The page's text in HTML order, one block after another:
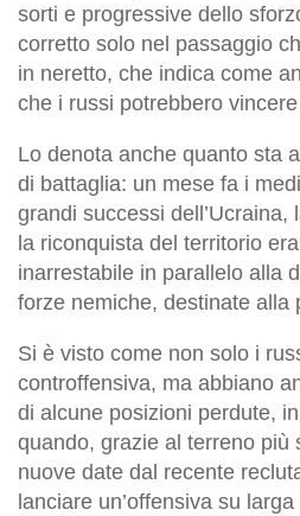
sorti e progressive dello
corretto solo nel passaggio
in neretto, che indica come
che i russi potrebbero
Lo denota anche quanto sta
di battaglia: un mese fa i
grandi successi dell’Ucraina,
la riconquista del territorio
inarrestabile in parallelo alla
forze nemiche, destinate alla
Si è visto come non solo i
controffensiva, ma abbiano
di alcune posizioni perdute,
quando, grazie al terreno più
nuove date dal recente
lanciare un’offensiva su